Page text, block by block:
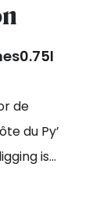
0.75l
de
du Py’
is
van